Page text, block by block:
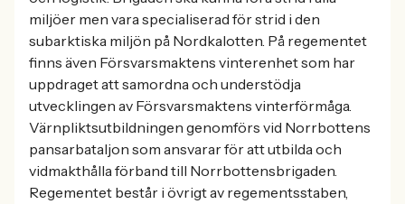
miljöer men vara specialiserad för strid i den
subarktiska miljön på Nordkalotten. På regementet
finns även Försvarsmaktens vinterenhet som har
uppdraget att samordna och understödja
utvecklingen av Försvarsmaktens vinterförmåga.
Värnpliktsutbildningen genomförs vid Norrbottens
pansarbataljon som ansvarar för att utbilda och
vidmakthålla förband till Norrbottensbrigaden.
Regementet består i övrigt av regementsstaben,